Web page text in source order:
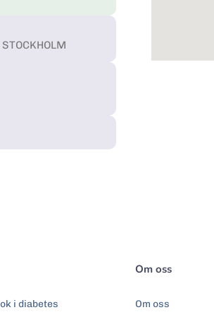
i diabetes
Om oss
Om oss